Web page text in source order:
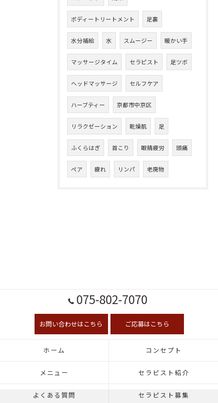
ボディートリートメント 足裏
水分補給 水 スムージー 暖かい手
マッサージタイム セラピスト 足ツボ
ヘッドマッサージ セルフケア
ハーブティー 京都市中京区
リラクゼーション 乾燥肌 足
ふくらはぎ 首こり 眼精疲労 頭痛
ペア 疲れ リンパ 老廃物
075-802-7070
お問い合わせはこちら ご応募はこちら
ホーム コンセプト
メニュー セラピスト紹介
よくある質問 セラピスト募集